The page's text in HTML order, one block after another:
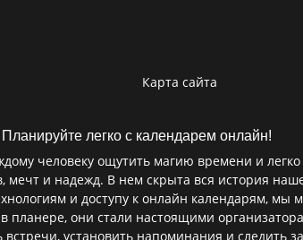
Карта сайта
Планируйте легко с календарем онлайн!
человеку ощутить магию времени и
и надежд. В нем скрыта вся история
и доступу к онлайн календарям, мы
планере, они стали настоящими
установить напоминания и